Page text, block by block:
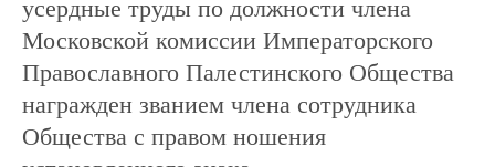
усердные труды по должности члена
Московской комиссии Императорского
Православного Палестинского Общества
награжден званием члена сотрудника
Общества с правом ношения